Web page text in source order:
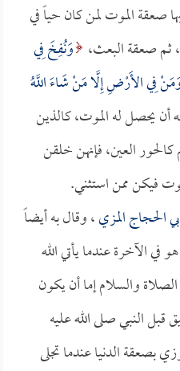
صعقة الموت لمن كان حياً في
ثم صعقة البعث، وَنُفِخَ فِي
فِي الأَرْضِ إِلَّا مَنْ شَاءَ اللَّهُ
الله أن يحصل له الموت، كالذين
كالحور العين، فإنهن خلقن
فيكن ممن استثني.
الحجاج المزي، وقال به أيضاً
في الآخرة عندما يأتي الله
والسلام إما أن يكون
النبي صلى الله عليه
بصعقة الدنيا عندما تجلى